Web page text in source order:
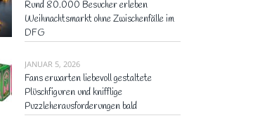
Rund 80.000 Besucher erleben
Weihnachtsmarkt ohne Zwischenfälle im
DFG
JANUAR 5, 2026
Fans erwarten liebevoll gestaltete
Plüschfiguren und knifflige
Puzzleherausforderungen bald